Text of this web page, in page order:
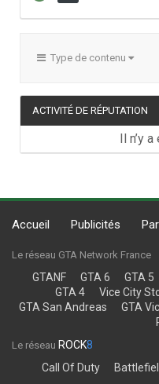
Type de contenu
ACTIVITÉ DE RÉPUTATION
Il n’y
Accueil Publicités
Le réseau GTA Network France
GTANF GTA 6 GTA 5
GTA 4
Vice City
GTA San Andreas
GTA
Le réseau ROCK8
Call Of Duty